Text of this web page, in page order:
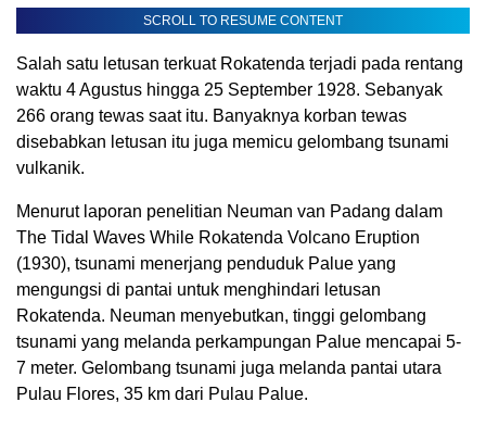
SCROLL TO RESUME CONTENT
Salah satu letusan terkuat Rokatenda terjadi pada rentang
waktu 4 Agustus hingga 25 September 1928. Sebanyak
266 orang tewas saat itu. Banyaknya korban tewas
disebabkan letusan itu juga memicu gelombang tsunami
vulkanik.
Menurut laporan penelitian Neuman van Padang dalam
The Tidal Waves While Rokatenda Volcano Eruption
(1930), tsunami menerjang penduduk Palue yang
mengungsi di pantai untuk menghindari letusan
Rokatenda. Neuman menyebutkan, tinggi gelombang
tsunami yang melanda perkampungan Palue mencapai 5-
7 meter. Gelombang tsunami juga melanda pantai utara
Pulau Flores, 35 km dari Pulau Palue.